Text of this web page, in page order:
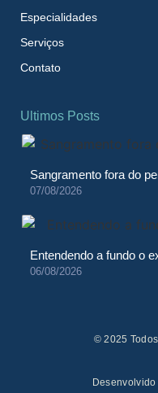
Especialidades
Serviços
Contato
Ultimos Posts
Sangramento fora do
07/08/2026
Entendendo a fundo o
06/08/2026
© 2025
Desenvolvido